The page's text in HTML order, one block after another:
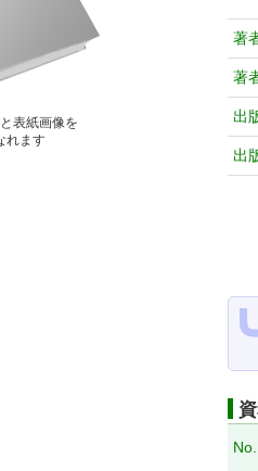
表紙画像を
れます
著
著
出
出
No.